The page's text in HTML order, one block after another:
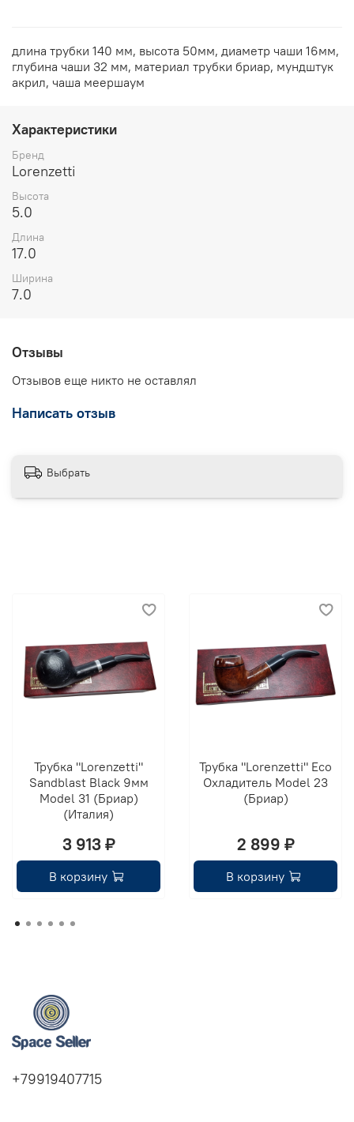
длина трубки 140 мм, высота 50мм, диаметр чаши 16мм,
глубина чаши 32 мм, материал трубки бриар, мундштук
акрил, чаша меершаум
Характеристики
Бренд
Lorenzetti
Высота
5.0
Длина
17.0
Ширина
7.0
Отзывы
Отзывов еще никто не оставлял
Написать отзыв
Выбрать
Трубка "Lorenzetti"
Sandblast Black 9мм
Model 31 (Бриар)
(Италия)
3 913 ₽
В корзину
Трубка "Lorenzetti" Eco
Охладитель Model 23
(Бриар)
2 899 ₽
В корзину
+79919407715